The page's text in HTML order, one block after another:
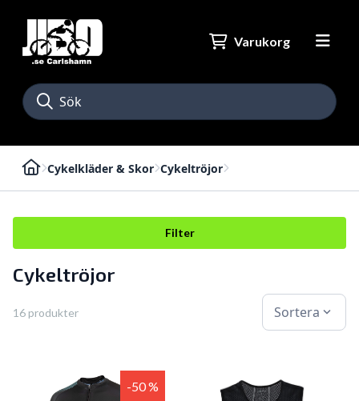
Varukorg
Cykelkläder & Skor Cykeltröjor
Filter
Cykeltröjor
16 produkter Sortera expand_more
-50 %